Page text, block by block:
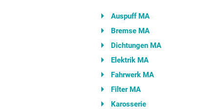
Auspuff MA
Bremse MA
Dichtungen MA
Elektrik MA
Fahrwerk MA
Filter MA
Karosserie